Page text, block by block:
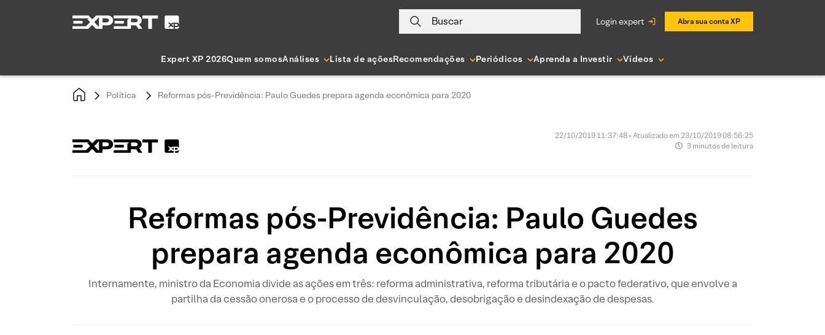
Buscar login expert Abra sua conta XP
Expert XP 2026Quem somosAnálises Lista de açõesRecomendações Periódicos Aprenda a Investir Vídeos
Política Reformas pós-Previdência: Paulo Guedes prepara agenda econômica para 2020
22/10/2019 11:37:48 • Atualizado em 23/10/2019 08:56:25
3 minutos de leitura
Reformas pós-Previdência: Paulo Guedes
prepara agenda econômica para 2020
Internamente, ministro da Economia divide as ações em três: reforma administrativa, reforma tributária e o pacto federativo, que envolve a
partilha da cessão onerosa e o processo de desvinculação, desobrigação e desindexação de despesas.